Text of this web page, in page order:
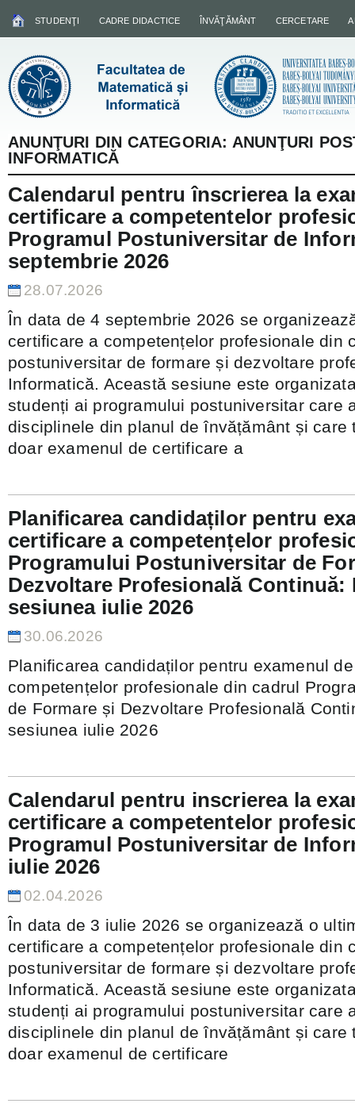
STUDENŢI CADRE DIDACTICE ÎNVĂŢĂMÂNT CERCETARE
ANUNŢURI DIN CATEGORIA: ANUNŢURI
INFORMATICĂ
Calendarul pentru înscrierea la
certificare a competentelor
Programul Postuniversitar de
septembrie 2026
28.07.2026
În data de 4 septembrie 2026 se
certificare a competențelor profesionale din
postuniversitar de formare și dezvoltare
Informatică. Această sesiune este
studenți ai programului postuniversitar care
disciplinele din planul de învățământ și care
doar examenul de certificare a
Planificarea candidaților pentru
certificare a competențelor
Programului Postuniversitar de
Dezvoltare Profesională Continuă:
sesiunea iulie 2026
30.06.2026
Planificarea candidaților pentru examenul
competențelor profesionale din cadrul
de Formare și Dezvoltare Profesională
sesiunea iulie 2026
Calendarul pentru inscrierea la
certificare a competentelor
Programul Postuniversitar de
iulie 2026
02.04.2026
În data de 3 iulie 2026 se organizează o
certificare a competențelor profesionale din
postuniversitar de formare și dezvoltare
Informatică. Această sesiune este
studenți ai programului postuniversitar care
disciplinele din planul de învățământ și care
doar examenul de certificare